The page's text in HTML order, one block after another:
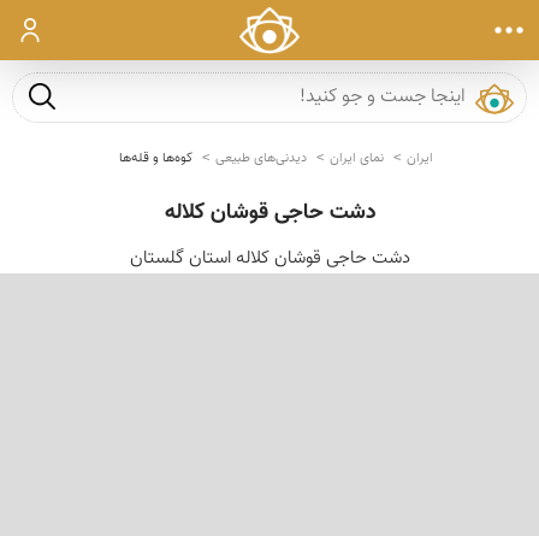
ورود
جست و
ایران نمای ایران دیدنی‌های طبیعی کوه‌ها و قله‌ها
دشت حاجی قوشان کلاله
دشت حاجی قوشان کلاله استان گلستان